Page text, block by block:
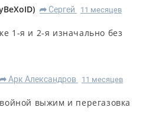
) R Сергей
11 месяцев
1-я и 2-я изначально без
R Арк Александров
11 месяцев
выжим и перегазовка